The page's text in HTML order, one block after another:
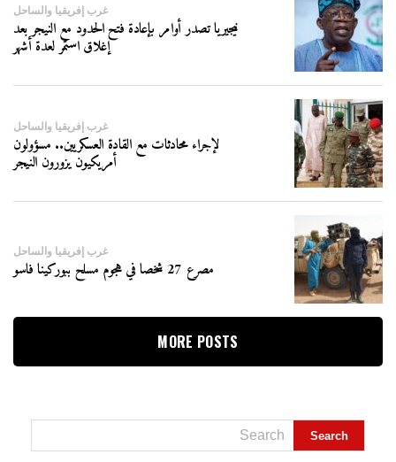
غرب إفريقيا والساحل
نيجيريا تصدر أوامر بإعادة فتح الحدود مع النيجر بعد
إغلاق استمر لعدة أشهر
غرب إفريقيا والساحل
لإجراء محادثات مع القادة العسكريين.. مسؤولون
أمريكيون يزورون النيجر
غرب إفريقيا والساحل
مصرع 27 شخصا في هجوم مسلح ببوركينا فاسو
MORE POSTS